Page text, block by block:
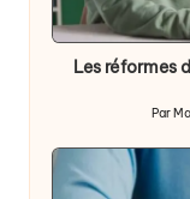
Posted
in
Les réformes
Publié
par
Par